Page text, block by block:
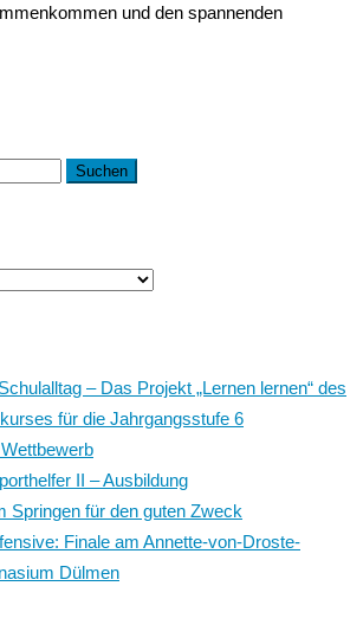
und den spannenden
– Das Projekt „Lernen lernen“ des
für die Jahrgangsstufe 6
II – Ausbildung
Springen für den guten Zweck
Finale am Annette-von-Droste-
Dülmen